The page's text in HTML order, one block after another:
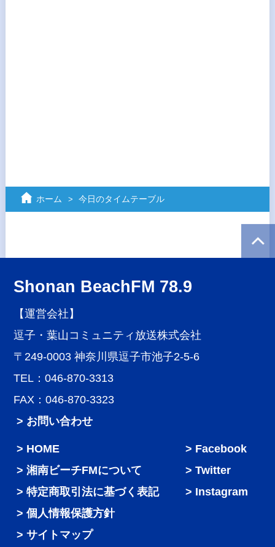
ホーム 今日のタイムテーブル
Shonan BeachFM 78.9
【運営会社】
逗子・葉山コミュニティ放送株式会社
〒249-0003 神奈川県逗子市池子2-5-6
TEL：046-870-3313
FAX：046-870-3323
> お問い合わせ
HOME
湘南ビーチFMについて
特定商取引法に基づく表記
個人情報保護方針
サイトマップ
Facebook
Twitter
Instagram